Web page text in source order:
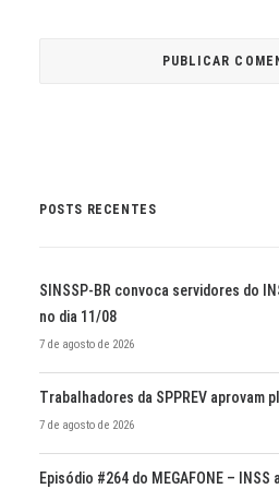
POSTS RECENTES
SINSSP-BR convoca servidores do
no dia 11/08
7 de agosto de 2026
Trabalhadores da SPPREV aprovam
7 de agosto de 2026
Episódio #264 do MEGAFONE –